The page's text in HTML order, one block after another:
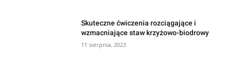
Skuteczne ćwiczenia rozciągające i
wzmacniające staw krzyżowo-biodrowy
11 sierpnia, 2023